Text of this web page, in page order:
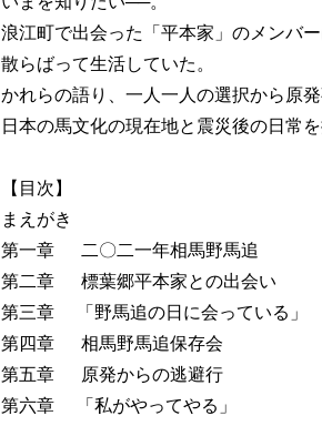
浪江町で出会った「平本家」のメンバ
散らばって生活していた。
かれらの語り、一人一人の選択から原
日本の馬文化の現在地と震災後の日常
【目次】
まえがき
第一章 二〇二一年相馬野馬追
第二章 標葉郷平本家との出会い
第三章 「野馬追の日に会っている」
第四章 相馬野馬追保存会
第五章 原発からの逃避行
第六章 「私がやってやる」